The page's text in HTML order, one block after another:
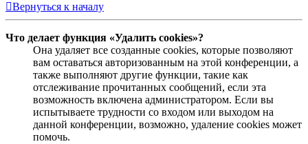
Вернуться к началу
Что делает функция «Удалить cookies»?
Она удаляет все созданные cookies, которые позволяют
вам оставаться авторизованным на этой конференции, а
также выполняют другие функции, такие как
отслеживание прочитанных сообщений, если эта
возможность включена администратором. Если вы
испытываете трудности со входом или выходом на
данной конференции, возможно, удаление cookies может
помочь.